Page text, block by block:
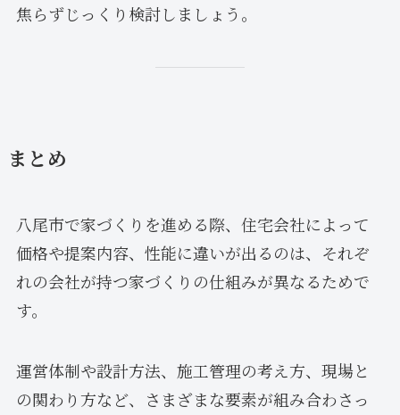
焦らずじっくり検討しましょう。
まとめ
八尾市で家づくりを進める際、住宅会社によって
価格や提案内容、性能に違いが出るのは、それぞ
れの会社が持つ家づくりの仕組みが異なるためで
す。
運営体制や設計方法、施工管理の考え方、現場と
の関わり方など、さまざまな要素が組み合わさっ